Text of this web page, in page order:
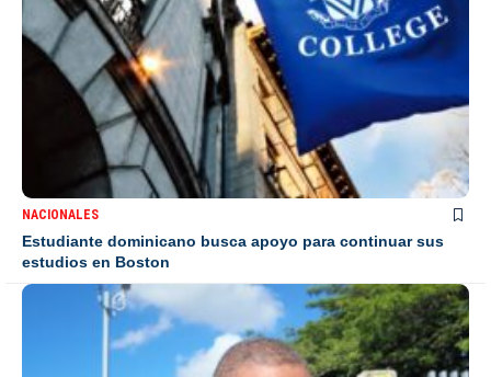
NACIONALES
Estudiante dominicano busca apoyo para continuar sus
estudios en Boston